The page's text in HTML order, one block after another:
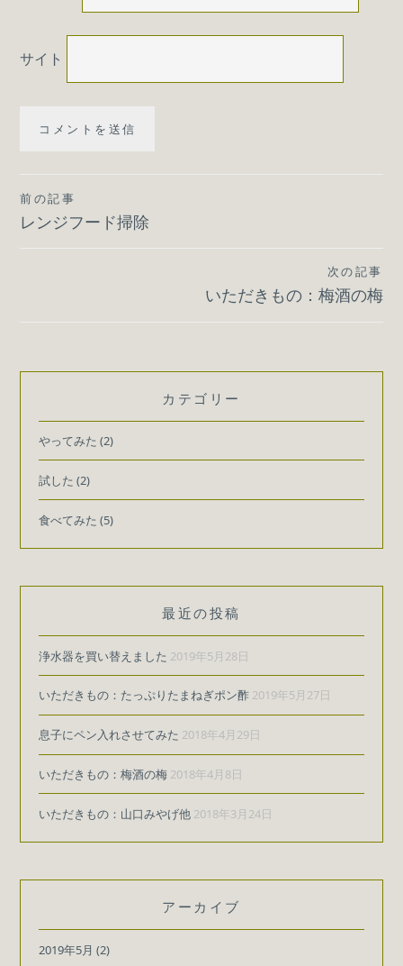
サイト
投
稿
ー
ョ
ン
前の記事
レンジフード掃除
次の記事
いただきもの：梅酒の梅
カテゴリー
やってみた (2)
試した (2)
食べてみた (5)
最近の投稿
浄水器を買い替えました 2019年5月28日
いただきもの：たっぷりたまねぎポン酢 2019年5月27日
息子にペン入れさせてみた 2018年4月29日
いただきもの：梅酒の梅 2018年4月8日
いただきもの：山口みやげ他 2018年3月24日
アーカイブ
2019年5月 (2)